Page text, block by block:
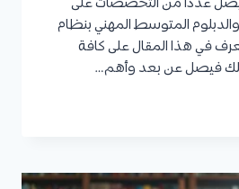
المتوسط المهني بنظام
في هذا المقال على كافة
فيصل عن بعد وأهم…